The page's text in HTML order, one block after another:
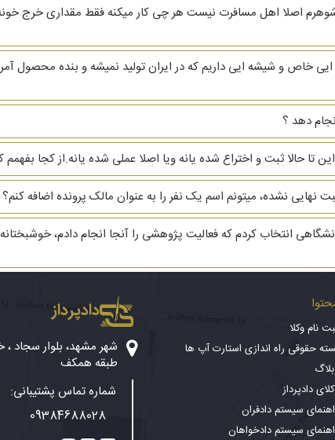
اصلا اهل مسافرت نیست هر چی کار میکنه فقط مقداری خرج
خاص و شیشه ایی داریم که در ایران تولید نمیشه و بنده محصول
دهد ؟
حالا ثبت و اختراع شده یانه ویا اصلا عملی شده یانه.از کجا بفهمم
نهایی نشده، میتونم اسم یک نفر را به عنوان مالک پرونده
انتخاب کردم که فعالیت پژوهشی را آنجا انجام دادم،
نام وکلا
حقوقی راه اندازی استارت آپ ها
دادپرداز
سیستم دادفران
سیستم دادخواهان
دادپرداز
طبقه همکف
شماره تماس پشتیبانی:
09384688028